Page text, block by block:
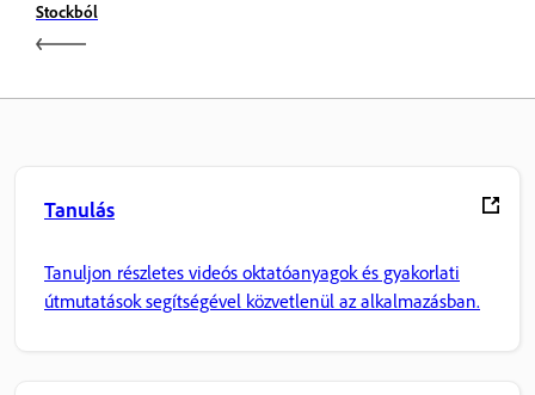
Stockból
Tanulás
Tanuljon részletes videós oktatóanyagok és gyakorlati
útmutatások segítségével közvetlenül az alkalmazásban.